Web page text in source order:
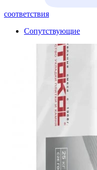
соответствия
Сопутствующие